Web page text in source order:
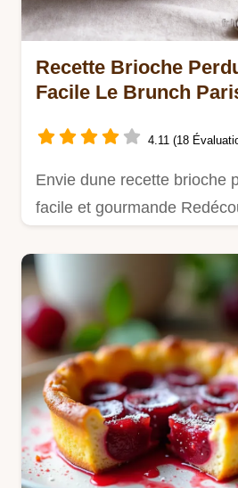
Recette Brioche
Facile Le Brunch
4.11 (18
Envie dune recette brioche
facile et gourmande